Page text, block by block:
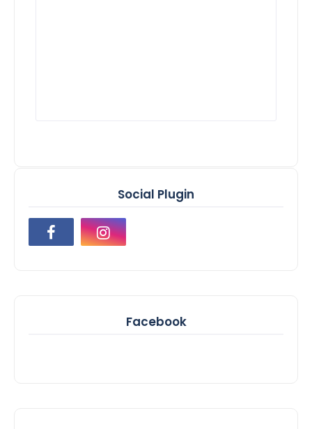
Social Plugin
Facebook